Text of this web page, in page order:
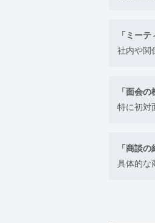
「ミー
社内や関
「面会の
特に初対
「商談の
具体的な